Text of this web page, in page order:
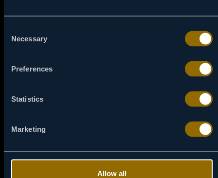
Selection
Necessary
Preferences
Statistics
Marketing
Allow all